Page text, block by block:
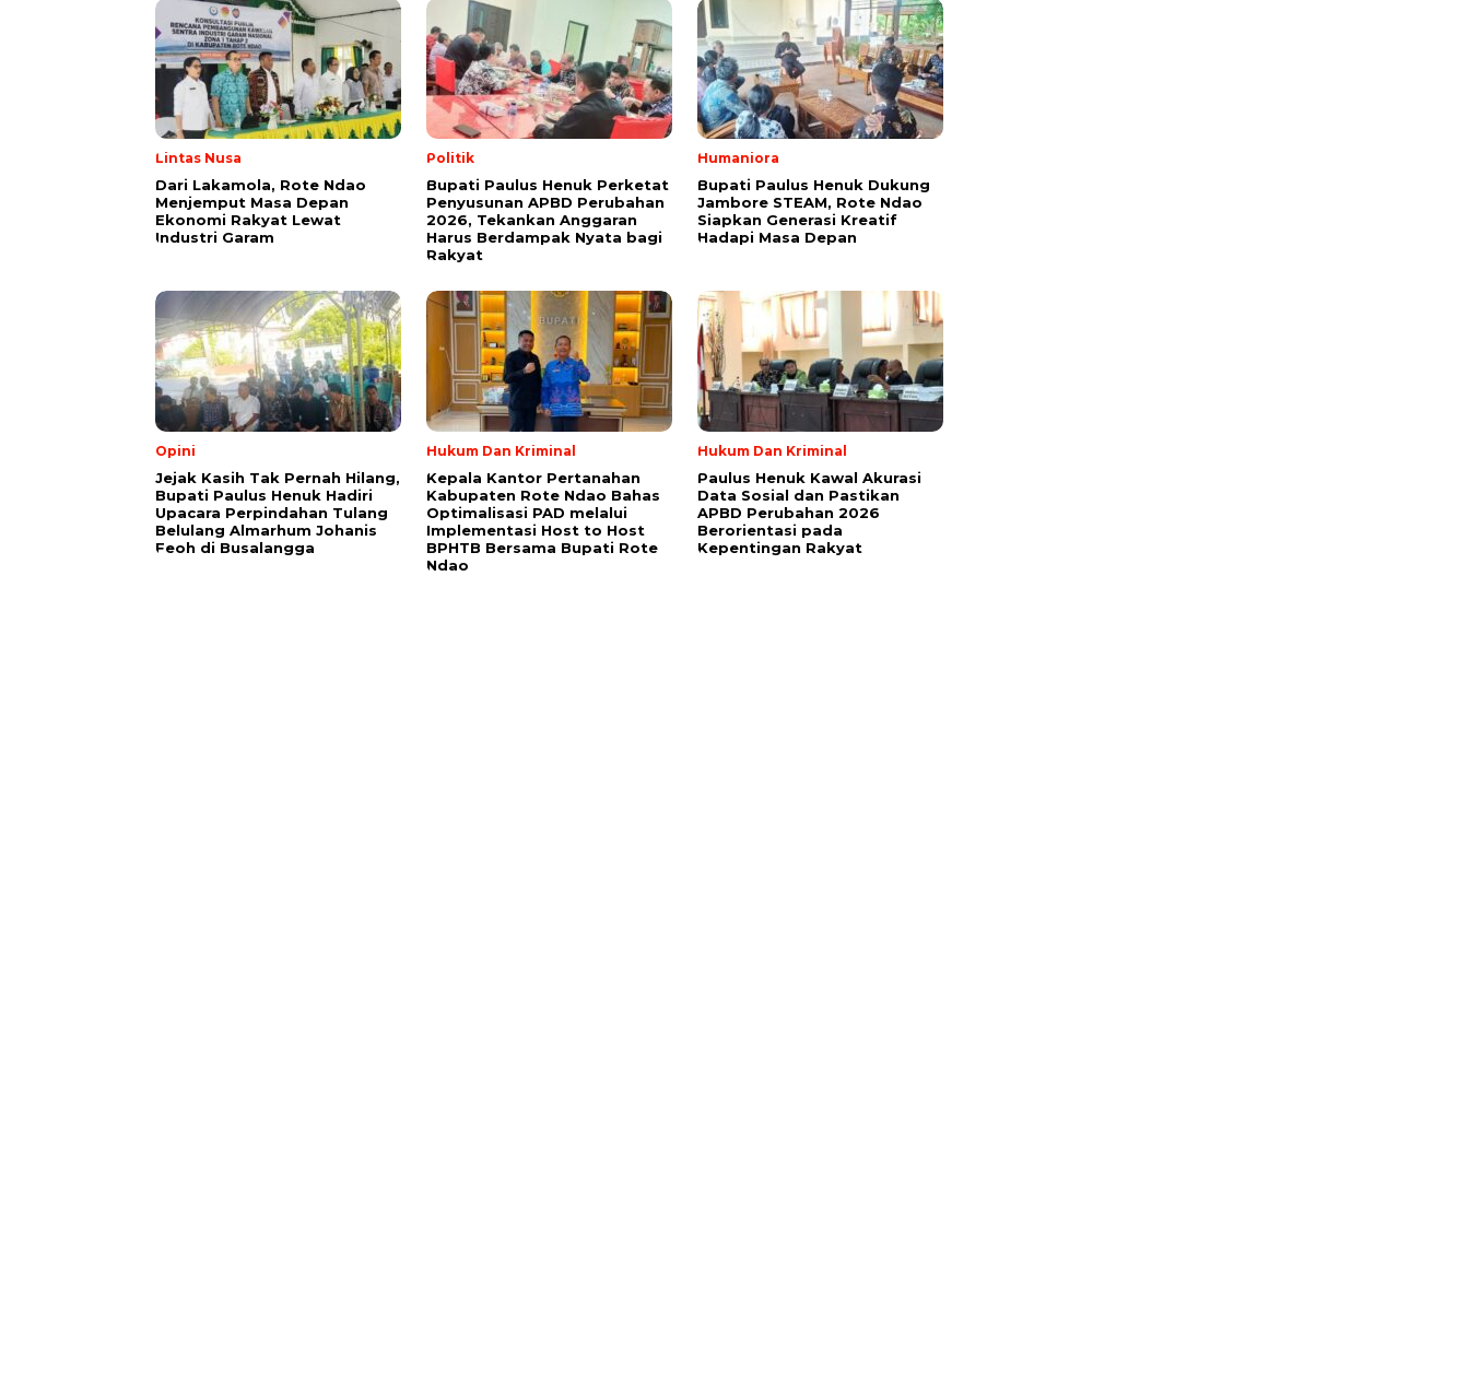
Lintas Nusa
Dari Lakamola, Rote Ndao
Menjemput Masa Depan
Ekonomi Rakyat Lewat
Industri Garam
Politik
Bupati Paulus Henuk Perketat
Penyusunan APBD Perubahan
2026, Tekankan Anggaran
Harus Berdampak Nyata bagi
Rakyat
Humaniora
Bupati Paulus Henuk Dukung
Jambore STEAM, Rote Ndao
Siapkan Generasi Kreatif
Hadapi Masa Depan
Opini
Jejak Kasih Tak Pernah Hilang,
Bupati Paulus Henuk Hadiri
Upacara Perpindahan Tulang
Belulang Almarhum Johanis
Feoh di Busalangga
Hukum Dan Kriminal
Kepala Kantor Pertanahan
Kabupaten Rote Ndao Bahas
Optimalisasi PAD melalui
Implementasi Host to Host
BPHTB Bersama Bupati Rote
Ndao
Hukum Dan Kriminal
Paulus Henuk Kawal Akurasi
Data Sosial dan Pastikan
APBD Perubahan 2026
Berorientasi pada
Kepentingan Rakyat